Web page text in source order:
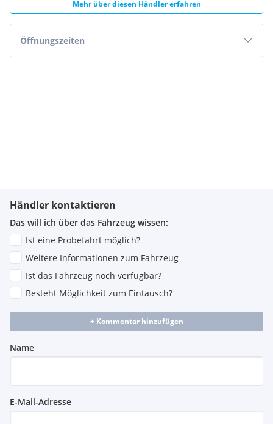
Mehr über diesen Händler erfahren
Öffnungszeiten
Händler kontaktieren
Das will ich über das Fahrzeug wissen:
Ist eine Probefahrt möglich?
Weitere Informationen zum Fahrzeug
Ist das Fahrzeug noch verfügbar?
Besteht Möglichkeit zum Eintausch?
+ Kommentar hinzufügen
Name
E-Mail-Adresse